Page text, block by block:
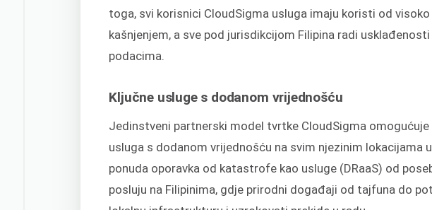
toga, svi korisnici CloudSigma usluga imaju koristi od
kašnjenjem, a sve pod jurisdikcijom Filipina radi
podacima.
Ključne usluge s dodanom vrijednošću
Jedinstveni partnerski model tvrtke CloudSigma
usluga s dodanom vrijednošću na svim njezinim lokacijama
ponuda oporavka od katastrofe kao usluge (DRaaS) od
posluju na Filipinima, gdje prirodni događaji od tajfuna do